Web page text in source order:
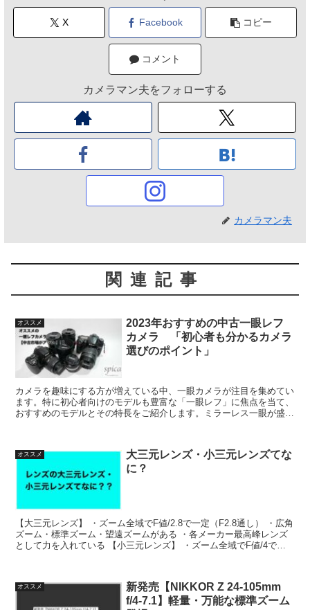
X Facebook コピー
コメント
カメラマン夫をフォローする
カメラマン夫
関連記事
オススメ
2023年おすすめの中古一眼レフ
カメラ 「初心者も分かるカメラ
選びのポイント」
カメラを趣味にする方が増えている中、一眼カメラが注目を集めてい
ます。特に初心者向けのモデルも豊富な「一眼レフ」に焦点を当て、
おすすめのモデルとその特長をご紹介します。ミラーレス一眼が盛り
オススメ
大三元レンズ・小三元レンズてな
に？
【大三元レンズ】 ・ズーム全域でF値/2.8で一定（F2.8通し） ・広角
ズーム・標準ズーム・望遠ズームがある ・各メーカー最高峰レンズ
として力を入れている 【小三元レンズ】 ・ズーム全域でF値/4で一
オススメ
新発売【NIKKOR Z 24-105mm
f/4-7.1】軽量・万能な標準ズーム